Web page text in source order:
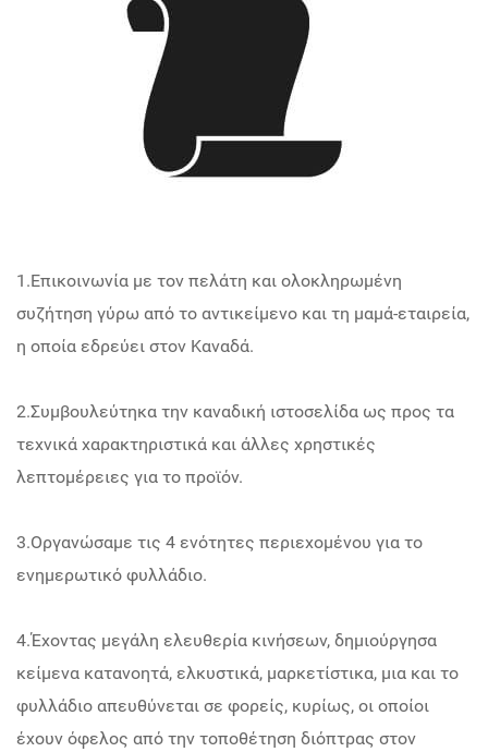
1.Επικοινωνία με τον πελάτη και ολοκληρωμένη
συζήτηση γύρω από το αντικείμενο και τη μαμά-εταιρεία,
η οποία εδρεύει στον Καναδά.
2.Συμβουλεύτηκα την καναδική ιστοσελίδα ως προς τα
τεχνικά χαρακτηριστικά και άλλες χρηστικές
λεπτομέρειες για το προϊόν.
3.Οργανώσαμε τις 4 ενότητες περιεχομένου για το
ενημερωτικό φυλλάδιο.
4.Έχοντας μεγάλη ελευθερία κινήσεων, δημιούργησα
κείμενα κατανοητά, ελκυστικά, μαρκετίστικα, μια και το
φυλλάδιο απευθύνεται σε φορείς, κυρίως, οι οποίοι
έχουν όφελος από την τοποθέτηση διόπτρας στον